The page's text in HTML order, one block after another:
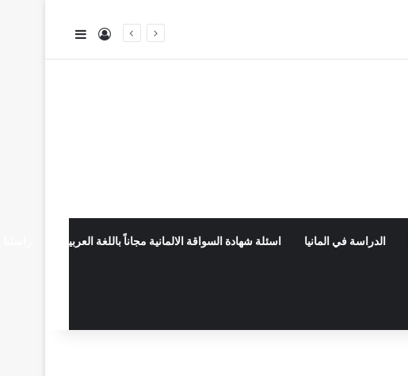
تسجيل الدخول
الدراسة في المانيا اسئلة شهادة السواقة الالمانية مجاناً باللغة العربية